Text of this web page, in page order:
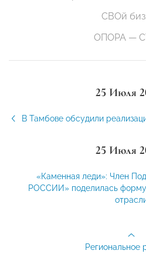
СВОй
ОПОРА —
25 Июля
В Тамбове обсудили
25 Июля
«Каменная леди»: Член
РОССИИ» поделилась
Региональное